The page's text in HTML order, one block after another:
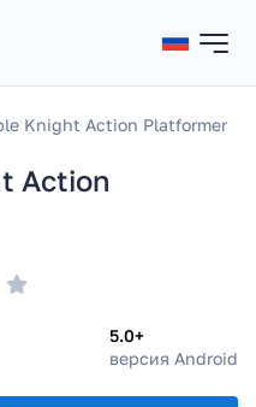
Knight Action Platformer
Action
5.0+
версия Android